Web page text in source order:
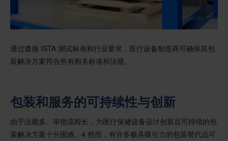
通过遵循 ISTA 测试标准和行业要求，医疗设备制造商可确保其包
装解决方案符合所有相关标准和法规。
包装和服务的可持续性与创新
由于法规多、审批流程长，为医疗保健设备设计创新且可持续的包
装解决方案十分困难。4 然而，有许多极具吸引力的包装替代品可